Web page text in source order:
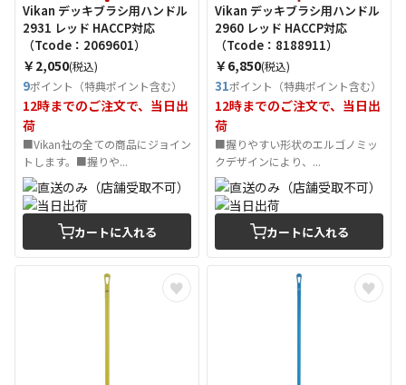
Vikan デッキブラシ用ハンドル
2931 レッド HACCP対応
（Tcode：2069601）
￥2,050(税込)
9ポイント（特典ポイント含む）
12時までのご注文で、当日出
荷
■Vikan社の全ての商品にジョイン
トします。■握りや...
カートに入れる
Vikan デッキブラシ用ハンドル
2960 レッド HACCP対応
（Tcode：8188911）
￥6,850(税込)
31ポイント（特典ポイント含む）
12時までのご注文で、当日出
荷
■握りやすい形状のエルゴノミッ
クデザインにより、...
カートに入れる